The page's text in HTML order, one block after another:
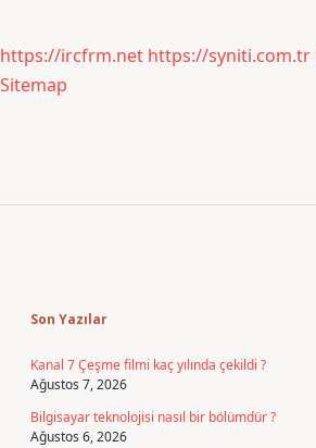
https://ircfrm.net https://syniti.com.tr
Sitemap
Son Yazılar
Kanal 7 Çeşme filmi kaç yılında çekildi ?
Ağustos 7, 2026
Bilgisayar teknolojisi nasıl bir bölümdür ?
Ağustos 6, 2026